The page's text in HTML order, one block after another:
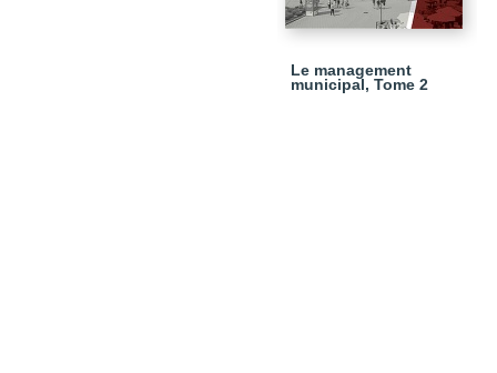
Le management
municipal, Tome 2